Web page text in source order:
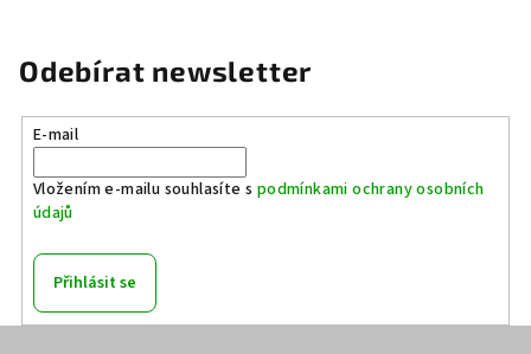
Odebírat newsletter
E-mail
Vložením e-mailu souhlasíte s podmínkami ochrany osobních
údajů
Přihlásit se